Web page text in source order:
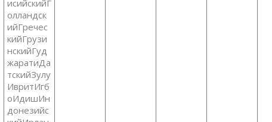
исийскийГ
олландск
ийГречес
кийГрузи
нскийГуд
жаратиДа
тскийЗулу
ИвритИгб
оИдишИн
донезийс